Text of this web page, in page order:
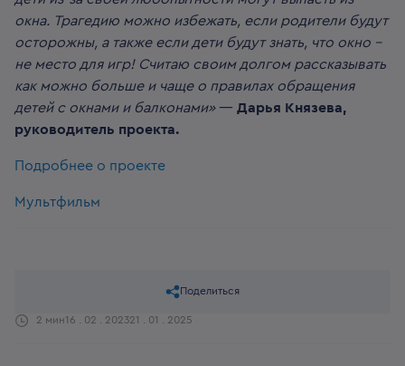
окна. Трагедию можно избежать, если родители будут
осторожны, а также если дети будут знать, что окно –
не место для игр! Считаю своим долгом рассказывать
как можно больше и чаще о правилах обращения
детей с окнами и балконами»— Дарья Князева,
руководитель проекта.
Подробнее о проекте
Мультфильм
2 мин16 . 02 . 202321 . 01 . 2025
Поделиться